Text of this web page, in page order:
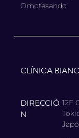
Omotesando
CLÍNICA
DIRECCIÓ
N
12F